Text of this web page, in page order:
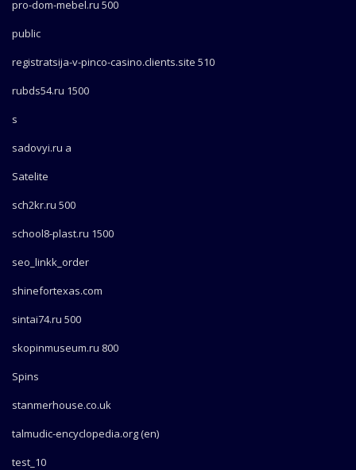
pro-dom-mebel.ru 500
public
registratsija-v-pinco-casino.clients.site 510
rubds54.ru 1500
s
sadovyi.ru a
Satelite
sch2kr.ru 500
school8-plast.ru 1500
seo_linkk_order
shinefortexas.com
sintai74.ru 500
skopinmuseum.ru 800
Spins
stanmerhouse.co.uk
talmudic-encyclopedia.org (en)
test_10